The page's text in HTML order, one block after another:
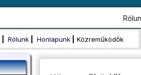
Rólunk Honlapunk Közreműködők